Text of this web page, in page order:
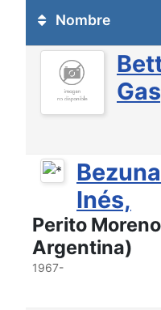
Nombre
Inés,
Perito
Argentina)
1967-